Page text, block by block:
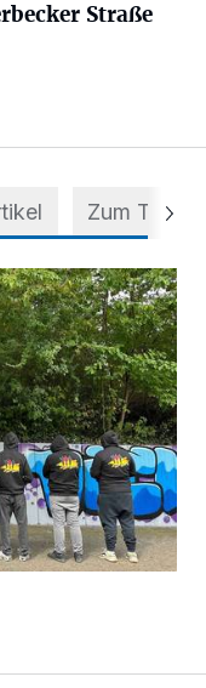
Straße
Zum Thema